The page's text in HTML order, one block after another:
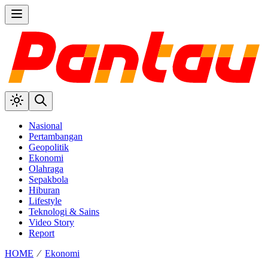
Nasional
Pertambangan
Geopolitik
Ekonomi
Olahraga
Sepakbola
Hiburan
Lifestyle
Teknologi & Sains
Video Story
Report
HOME ⁄ Ekonomi